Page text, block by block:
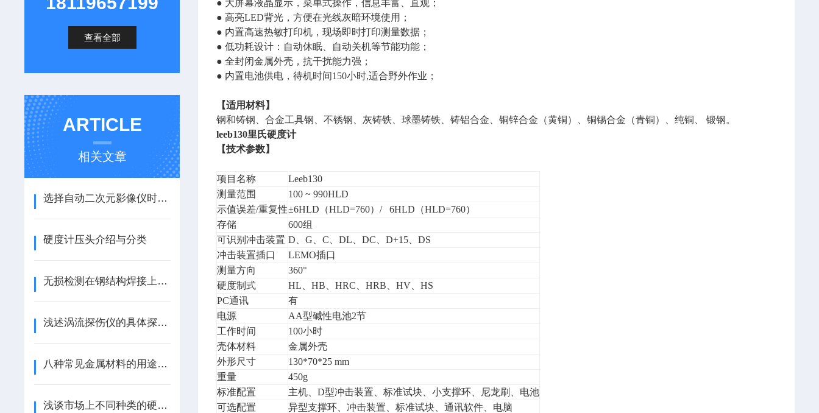
查看全部
ARTICLE
相关文章
选择自动二次元影像仪时要多考虑这些因素
硬度计压头介绍与分类
无损检测在钢结构焊接上的应用（转载）
浅述涡流探伤仪的具体探伤方式
八种常见金属材料的用途详解（ZT）
浅谈市场上不同种类的硬度计适用范围
● 大屏幕液晶显示，菜单式操作，信息丰富、直观；
● 高亮LED背光，方便在光线灰暗环境使用；
● 内置高速热敏打印机，现场即时打印测量数据；
● 低功耗设计：自动休眠、自动关机等节能功能；
● 全封闭金属外壳，抗干扰能力强；
● 内置电池供电，待机时间150小时,适合野外作业；
【适用材料】
钢和铸钢、合金工具钢、不锈钢、灰铸铁、球墨铸铁、铸铝合金、铜锌合金（黄铜）、铜锡合金（青铜）、纯铜、 锻钢。
leeb130里氏硬度计
【技术参数】
项目名称
Leeb130
测量范围
100 ~ 990HLD
示值误差/重复性±6HLD（HLD=760）/ 6HLD（HLD=760）
存储
600组
可识别冲击装置 D、G、C、DL、DC、D+15、DS
冲击装置插口
LEMO插口
测量方向
360°
硬度制式
HL、HB、HRC、HRB、HV、HS
PC通讯
有
电源
AA型碱性电池2节
工作时间
100小时
壳体材料
金属外壳
外形尺寸
130*70*25 mm
重量
450g
标准配置
主机、D型冲击装置、标准试块、小支撑环、尼龙刷、电池
可选配置
异型支撑环、冲击装置、标准试块、通讯软件、电脑